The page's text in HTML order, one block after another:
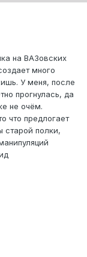
на ВАЗовских
много
У меня, после
прогнулась, да
не очём.
что предлогает
полки,